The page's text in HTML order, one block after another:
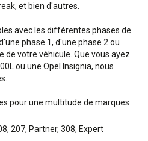
et bien d'autres.
avec les différentes phases de
phase 1, d'une phase 2 ou
de votre véhicule. Que vous ayez
ou une Opel Insignia, nous
pour une multitude de marques :
207, Partner, 308, Expert